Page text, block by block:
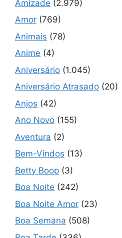
Amizade (2.979)
Amor (769)
Animais (78)
Anime (4)
Aniversário (1.045)
Aniversário Atrasado (20)
Anjos (42)
Ano Novo (155)
Aventura (2)
Bem-Vindos (13)
Betty Boop (3)
Boa Noite (242)
Boa Noite Amor (23)
Boa Semana (508)